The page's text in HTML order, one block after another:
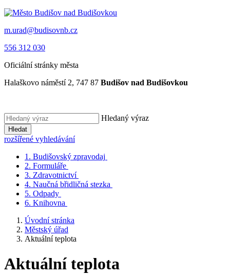
m.urad@budisovnb.cz
556 312 030
Oficiální stránky města
Halaškovo náměstí 2, 747 87 Budišov nad Budišovkou
Hledaný výraz
Hledat
rozšířené vyhledávání
1. Budišovský zpravodaj
2. Formuláře
3. Zdravotnictví
4. Naučná břidličná stezka
5. Odpady
6. Knihovna
Úvodní stránka
Městský úřad
Aktuální teplota
Aktuální teplota